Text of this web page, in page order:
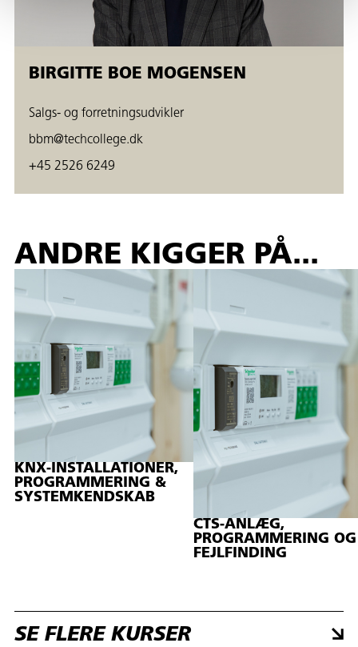
BIRGITTE BOE MOGENSEN
Salgs- og forretningsudvikler
bbm@techcollege.dk
+45 2526 6249
ANDRE KIGGER PÅ...
KNX-INSTALLATIONER,
PROGRAMMERING &
SYSTEMKENDSKAB
CTS-ANLÆG,
PROGRAMMERING OG
FEJLFINDING
SE FLERE KURSER